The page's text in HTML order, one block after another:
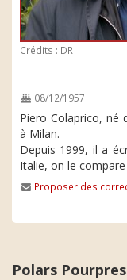
Crédits : DR
08/12/1957
Piero Colaprico, né
à Milan.
Depuis 1999, il a
Italie, on le
Proposer des
Polars Pourpres